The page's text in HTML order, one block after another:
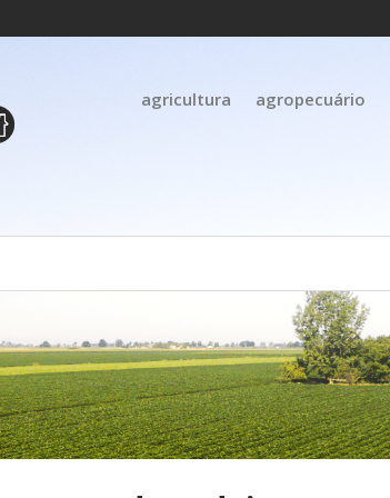
agricultura agropecuário